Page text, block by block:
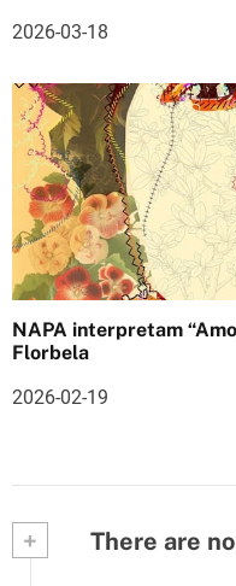
2026-03-18
NAPA interpretam
Florbela
2026-02-19
+ There are